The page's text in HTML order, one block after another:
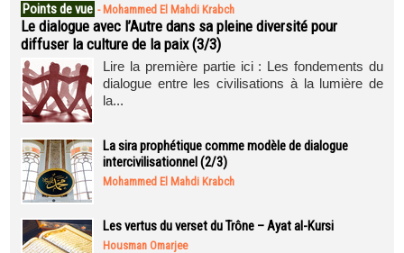
Points de vue - Mohammed El Mahdi Krabch
Le dialogue avec l’Autre dans sa pleine diversité pour
diffuser la culture de la paix (3/3)
Lire la première partie ici : Les fondements du
dialogue entre les civilisations à la lumière de
la...
La sira prophétique comme modèle de dialogue
intercivilisationnel (2/3)
Mohammed El Mahdi Krabch
Les vertus du verset du Trône – Ayat al-Kursi
Housman Omarjee